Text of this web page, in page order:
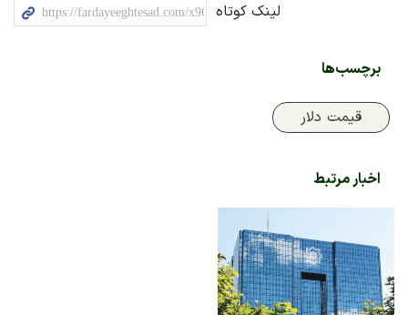
لینک کوتاه
برچسب‌ها
قیمت دلار
اخبار مرتبط